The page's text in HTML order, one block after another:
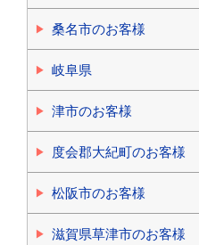
桑名市のお客様
岐阜県
津市のお客様
度会郡大紀町のお客様
松阪市のお客様
滋賀県草津市のお客様